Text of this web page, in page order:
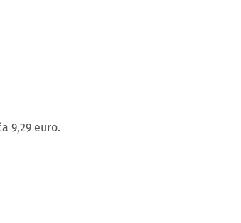
9,29 euro.